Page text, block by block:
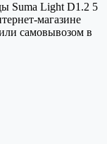
Suma Light D1.2 5
магазине
самовывозом в